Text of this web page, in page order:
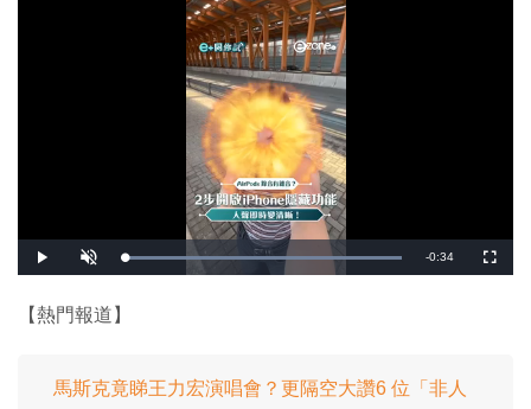
播
放
開
啟
載
入
0
%
剩
-0:34
全
螢
【熱門報道】
馬斯克竟睇王力宏演唱會？更隔空大讚6 位「非人